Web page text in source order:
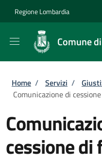
Regione Lombardia
Comune
Briciole di
Home / Servizi /
Comunicazione di
cessione